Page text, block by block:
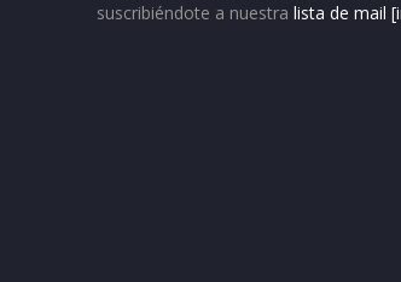
suscribiéndote a nuestra lista de mail